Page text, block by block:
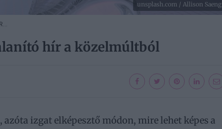
unsplash.com / Allison Saeng
hír a közelmúltból
izgat elképesztő módon, mire lehet képes a